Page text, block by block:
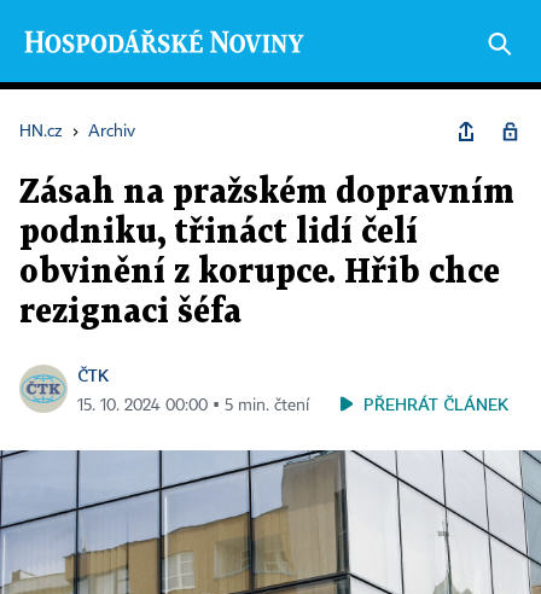
HN.cz › Archiv
Zásah na pražském dopravním
podniku, třináct lidí čelí
obvinění z korupce. Hřib chce
rezignaci šéfa
ČTK
15. 10. 2024 00:00 ▪ 5 min. čtení PŘEHRÁT ČLÁNEK